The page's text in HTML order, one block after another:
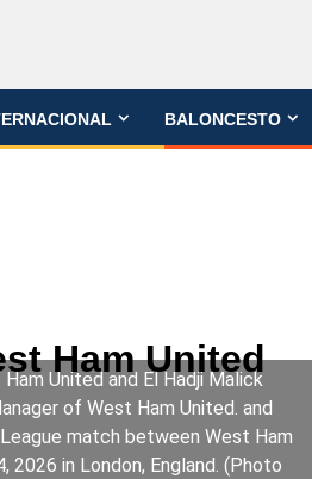
BALONCESTO
Ham United
United and El Hadji Malick
of West Ham United. and
match between West Ham
2026 in London, England. (Photo